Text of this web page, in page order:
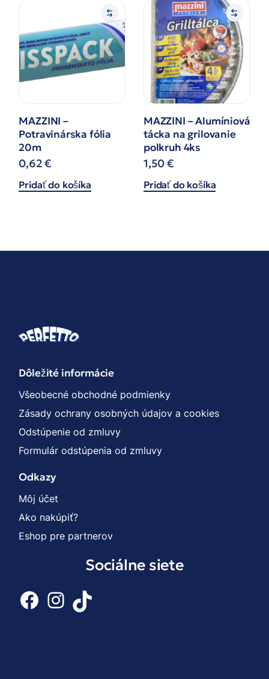
MAZZINI –
Potravinárska fólia
20m
0,62€
Pridať do košíka
MAZZINI – Alumíniová
tácka na grilovanie
polkruh 4ks
1,50€
Pridať do košíka
Dôležité informácie
Všeobecné obchodné podmienky
Zásady ochrany osobných údajov a cookies
Odstúpenie od zmluvy
Formulár odstúpenia od zmluvy
Odkazy
Môj účet
Ako nakúpiť?
Eshop pre partnerov
Sociálne siete
Facebook
Instagram
TikTok